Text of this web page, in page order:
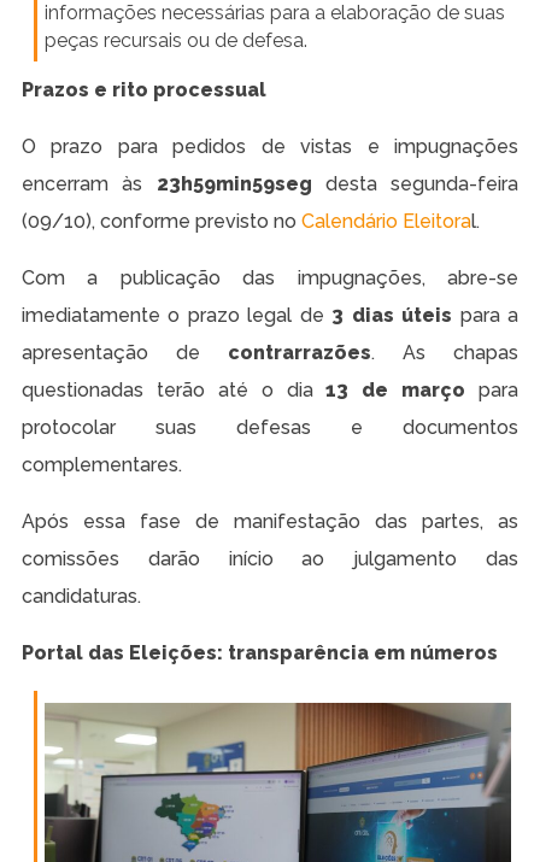
informações necessárias para a elaboração de suas
peças recursais ou de defesa.
Prazos e rito processual
O prazo para pedidos de vistas e impugnações
encerram às 23h59min59seg desta segunda-feira
(09/10), conforme previsto no Calendário Eleitoral.
Com a publicação das impugnações, abre-se
imediatamente o prazo legal de 3 dias úteis para a
apresentação de contrarrazões. As chapas
questionadas terão até o dia13 de março para
protocolar suas defesas e documentos
complementares.
Após essa fase de manifestação das partes, as
comissões darão início ao julgamento das
candidaturas.
Portal das Eleições: transparência em números